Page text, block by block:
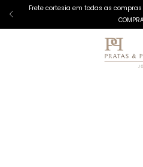
Frete cortesia em todas as